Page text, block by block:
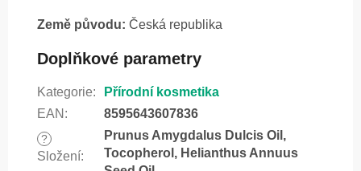
Země původu: Česká republika
Doplňkové parametry
Kategorie:
Přírodní kosmetika
EAN : 8595643607836
?
Složení:
Prunus Amygdalus Dulcis Oil,
Tocopherol, Helianthus Annuus